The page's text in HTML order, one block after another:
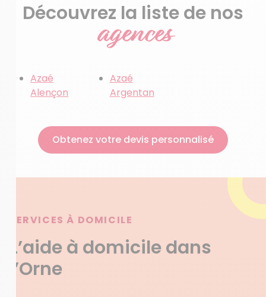
Découvrez la liste de nos
agences
Azaé
Alençon
Azaé
Argentan
Obtenez votre devis personnalisé
SERVICES À DOMICILE
L’aide à domicile dans
l’Orne